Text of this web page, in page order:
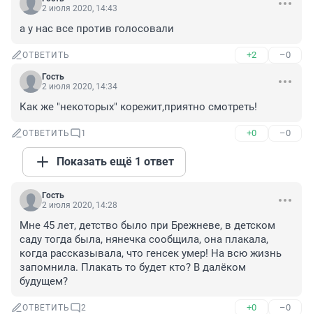
2 июля 2020, 14:43
а у нас все против голосовали
ОТВЕТИТЬ +2 –0
Гость
2 июля 2020, 14:34
Как же "некоторых" корежит,приятно смотреть!
ОТВЕТИТЬ 1 +0 –0
Показать ещё 1 ответ
Гость
2 июля 2020, 14:28
Мне 45 лет, детство было при Брежневе, в детском
саду тогда была, нянечка сообщила, она плакала,
когда рассказывала, что генсек умер! На всю жизнь
запомнила. Плакать то будет кто? В далёком
будущем?
ОТВЕТИТЬ 2 +0 –0